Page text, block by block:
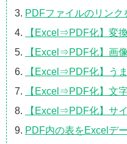
PDFファイルのリン
【Excel⇒PDF化】変
【Excel⇒PDF化】画
【Excel⇒PDF化】う
【Excel⇒PDF化】文
【Excel⇒PDF化】サ
PDF内の表をExcelデ